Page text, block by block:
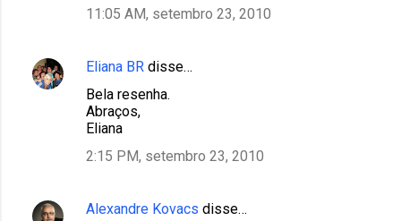
11:05 AM, setembro 23, 2010
Eliana BR disse…
Bela resenha.
Abraços,
Eliana
2:15 PM, setembro 23, 2010
Alexandre Kovacs disse…